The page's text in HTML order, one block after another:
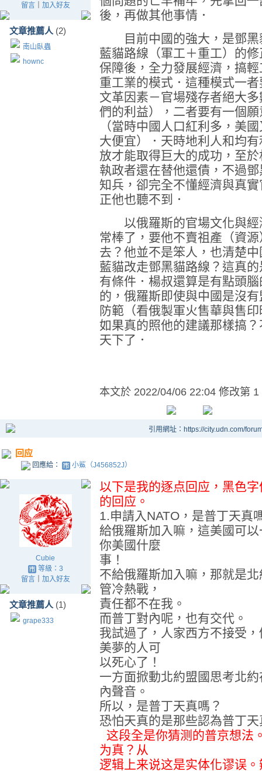
留言｜ 加入好友
文章推薦人 (2)
南山臥蟲
hownc
後，再做其他事情．
目前中國的強大，是鄧黑
藍貓路線（軍工＋重工）的
保障後，全力發展經濟，搞
重工業的模式．這種模式一
文革因素－官場殘存者絕大
們的利益），二者要有一個
（當時中國人口紅利多，美
大便宜）．天時地利人和均
放才能取得巨大的成功，至
執政者還在替他還債，不過
知兵，卻完全不懂經濟與真
正他也聽不到．
以俄羅斯的官場文化與經
常棒了，要他不賣祖產（資
去？他並不是笨人，也清楚
藍貓改走鄧黑貓路線？這真
有條件．楊叔還算是有點頭
的，俄羅斯即使與中國是沒
防範（看俄製軍火售華與售
如果真的照他的建議那樣搞
天下了．
本文於 2022/04/06 22:04 修改第 1
引用網址：https://city.udn.com/
回应
回應給： 小鯊（J456852J）
Cubie
等級：3
留言｜ 加入好友
文章推薦人 (1)
grape333
以下是我的逐点回应，黑色
的回应。
1.申請入NATO，是普丁天真
給俄羅斯加入嘛，這美國可
你美國什麼
事！
不給俄羅斯加入嘛，那就是
管冷熱戰，
責任都不在我。
而普丁對內呢，也有交代。
我試過了，人家西方不接受
美夢的人可
以死心了！
一方面掀動北約盟國思考北
內聲音。
所以，是普丁天真嗎？
恐怕天真的是那些認為普丁
这段全是你猜测的普京想法
为真？从
逻辑上来说这是实体化谬误